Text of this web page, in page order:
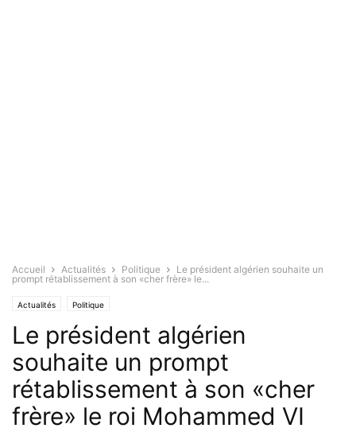
Accueil Actualités Politique
Le président algérien souhaite un
prompt rétablissement à son «cher frère» le...
Actualités Politique
Le président algérien
souhaite un prompt
rétablissement à son «cher
frère» le roi Mohammed VI